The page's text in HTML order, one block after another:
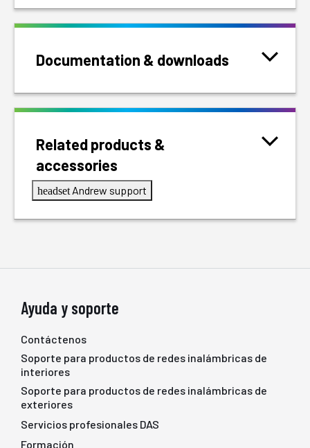
Documentation & downloads
Related products &
accessories
headset Andrew support
Ayuda y soporte
Contáctenos
Soporte para productos de redes inalámbricas de
interiores
Soporte para productos de redes inalámbricas de
exteriores
Servicios profesionales DAS
Formación